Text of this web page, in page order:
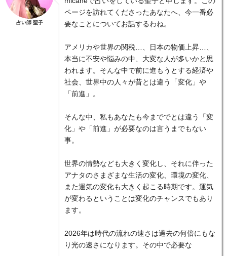
占い師 聖子
ページを訪れてくださったあなたへ、今一番必
要なことについてお話するわね。
アメリカや世界の関税…、日本の物価上昇…、
本当に不安や悩みの中、大変な人が多いかと思
われます。そんな中で前に進もうとする経済や
社会、世界中の人々が昔とは違う「変化」や
「前進」。
そんな中、私もあなたも今まででとは違う「変
化」や「前進」が必要なのは言うまでもない
事。
世界の情勢なども大きく変化し、それに伴った
アナタのさまざまな生活の変化、環境の変化、
また運気の変化も大きく起こる時期です。運気
が変わるということは変化のチャンスでもあり
ます。
2026年は時代の流れの速さは過去の何倍にもな
り光の速さになります。その中で必要な